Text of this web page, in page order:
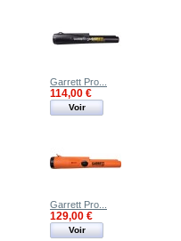
Garrett Pro...
114,00 €
Voir
Garrett Pro...
129,00 €
Voir